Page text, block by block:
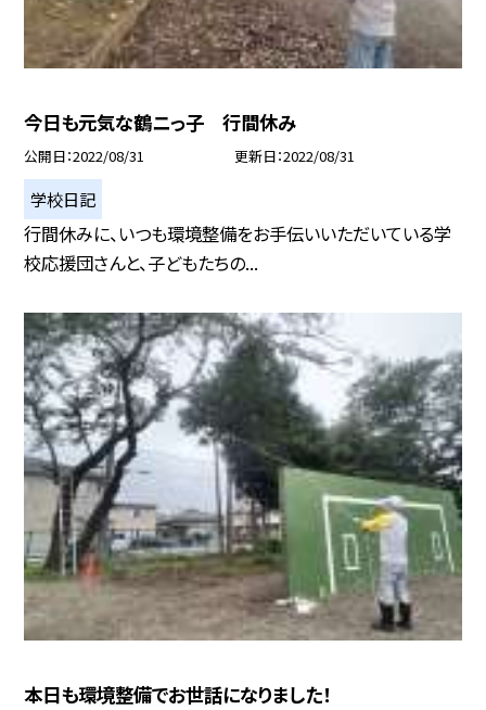
今日も元気な鶴ニっ子 行間休み
公開日 2022/08/31 更新日 2022/08/31
学校日記
行間休みに、いつも環境整備をお手伝いいただいている学
校応援団さんと、子どもたちの...
本日も環境整備でお世話になりました！